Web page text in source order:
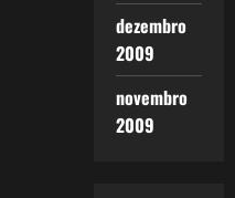
dezembro
2009
novembro
2009